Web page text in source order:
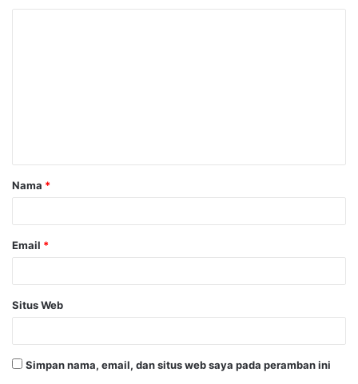
a
r
Nama *
Email *
Situs Web
Simpan nama, email, dan situs web saya pada peramban ini